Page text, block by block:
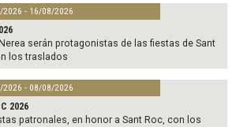
2026 - 16/08/2026
serán protagonistas de las fiestas de Sant
los traslados
2026 - 08/08/2026
2026
patronales, en honor a Sant Roc, con los